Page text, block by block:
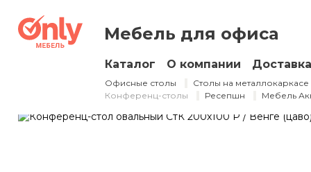
Мебель для офиса
Каталог О компании Доставка
Офисные столы
Столы на металлокаркасе
Конференц-столы
Ресепшн Мебель
Конференц-
2000×1000×750